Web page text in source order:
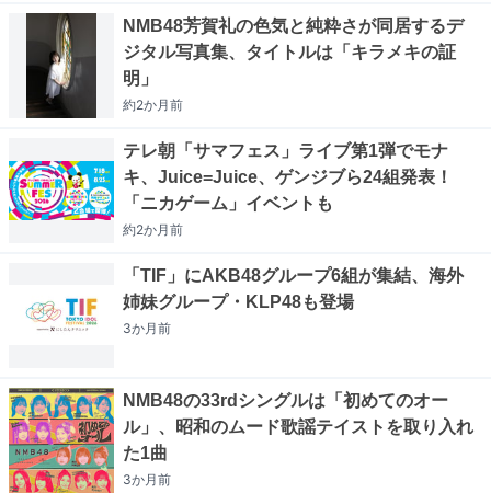
NMB48芳賀礼の色気と純粋さが同居するデ
ジタル写真集、タイトルは「キラメキの証
明」
約2か月前
テレ朝「サマフェス」ライブ第1弾でモナ
キ、Juice=Juice、ゲンジブら24組発表！
「ニカゲーム」イベントも
約2か月前
「TIF」にAKB48グループ6組が集結、海外
姉妹グループ・KLP48も登場
3か月前
NMB48の33rdシングルは「初めてのオー
ル」、昭和のムード歌謡テイストを取り入れ
た1曲
3か月前